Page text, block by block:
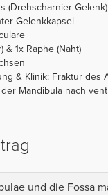
(Drehscharnier-
Gelenkkapsel
& 1x Raphe (Naht)
& Klinik: Fraktur
Mandibula nach
und die Fossa